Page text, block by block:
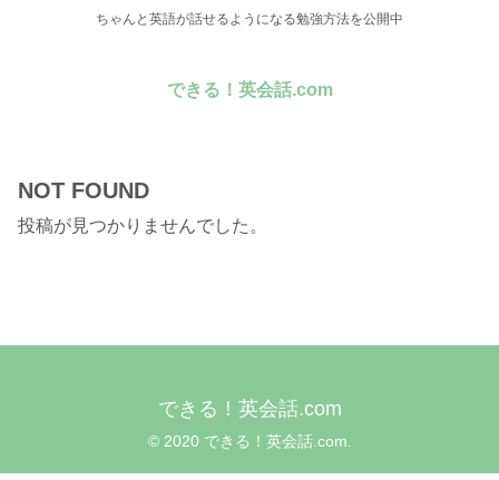
ちゃんと英語が話せるようになる勉強方法を公開中
できる！英会話.com
NOT FOUND
投稿が見つかりませんでした。
できる！英会話.com
© 2020 できる！英会話.com.